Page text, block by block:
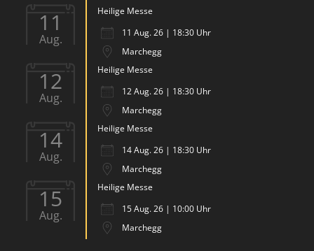
11
Aug.
Heilige Messe
11 Aug. 26 | 18:30 Uhr
Marchegg
12
Aug.
Heilige Messe
12 Aug. 26 | 18:30 Uhr
Marchegg
14
Aug.
Heilige Messe
14 Aug. 26 | 18:30 Uhr
Marchegg
15
Aug.
Heilige Messe
15 Aug. 26 | 10:00 Uhr
Marchegg